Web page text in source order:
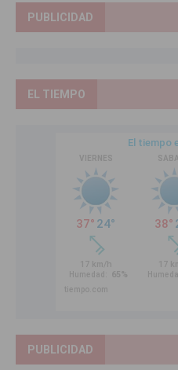
PUBLICIDAD
EL TIEMPO
PUBLICIDAD